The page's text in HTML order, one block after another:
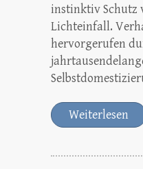
instinktiv Schutz
Lichteinfall.
hervorgerufen
Weiterlesen